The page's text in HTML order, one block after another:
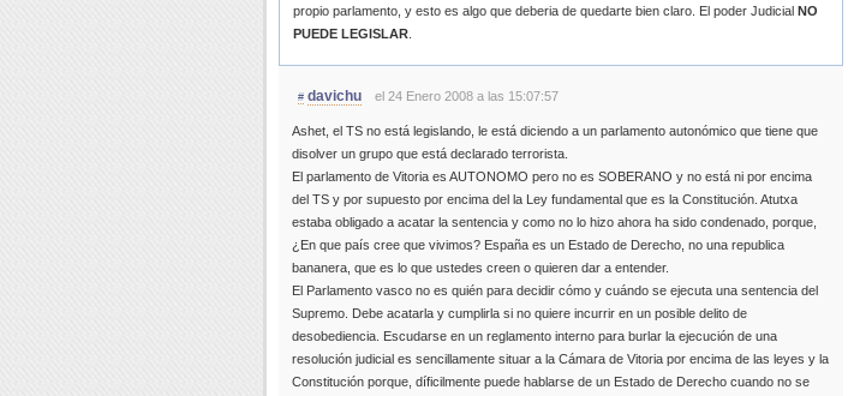
propio parlamento, y esto es algo que deberia de quedarte bien claro. El poder Judicial NO
PUEDE LEGISLAR.
# davichu el 24 Enero 2008 a las 15:07:57
Ashet, el TS no está legislando, le está diciendo a un parlamento autonómico que tiene que
disolver un grupo que está declarado terrorista.
El parlamento de Vitoria es AUTONOMO pero no es SOBERANO y no está ni por encima
del TS y por supuesto por encima del la Ley fundamental que es la Constitución. Atutxa
estaba obligado a acatar la sentencia y como no lo hizo ahora ha sido condenado, porque,
¿En que país cree que vivimos? España es un Estado de Derecho, no una republica
bananera, que es lo que ustedes creen o quieren dar a entender.
El Parlamento vasco no es quién para decidir cómo y cuándo se ejecuta una sentencia del
Supremo. Debe acatarla y cumplirla si no quiere incurrir en un posible delito de
desobediencia. Escudarse en un reglamento interno para burlar la ejecución de una
resolución judicial es sencillamente situar a la Cámara de Vitoria por encima de las leyes y la
Constitución porque, díficilmente puede hablarse de un Estado de Derecho cuando no se